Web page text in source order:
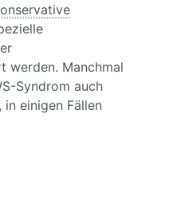
werden. Manchmal
Syndrom auch
einigen Fällen
unteren Rücken